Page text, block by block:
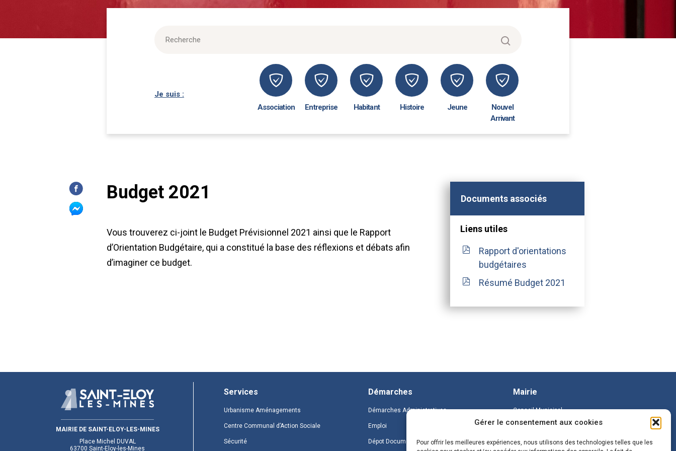
Gérer le consentement aux cookies
Pour offrir les meilleures expériences, nous utilisons des technologies telles que les
Je suis :
Association
Entreprise Habitant Histoire Jeune
Nouvel
Arrivant
Budget 2021
Vous trouverez ci-joint le Budget Prévisionnel 2021 ainsi que le Rapport
d’Orientation Budgétaire, qui a constitué la base des réflexions et débats afin
d’imaginer ce budget.
Documents associés
Liens utiles
Rapport d'orientations
budgétaires
Résumé Budget 2021
MAIRIE DE SAINT-ELOY-LES-MINES
Place Michel DUVAL
63700 Saint-Eloy-les-Mines
Services
Urbanisme Aménagements
Centre Communal d’Action Sociale
Sécurité
Démarches
Démarches Administratives
Emploi
Dépot Document
Mairie
Conseil Municipal